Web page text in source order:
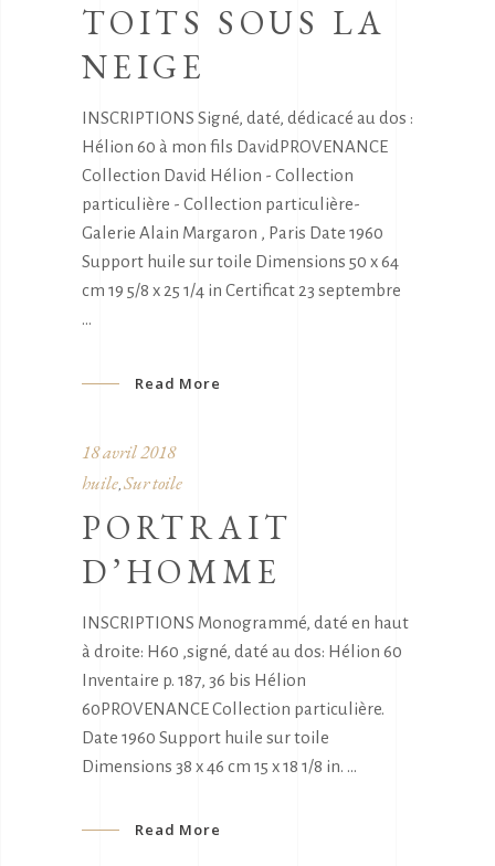
TOITS SOUS LA
NEIGE
INSCRIPTIONS Signé, daté, dédicacé au dos :
Hélion 60 à mon fils DavidPROVENANCE
Collection David Hélion - Collection
particulière - Collection particulière-
Galerie Alain Margaron , Paris Date 1960
Support huile sur toile Dimensions 50 x 64
cm 19 5/8 x 25 1/4 in Certificat 23 septembre
Read More
18 avril 2018
huile, Sur toile
PORTRAIT
D’HOMME
INSCRIPTIONS Monogrammé, daté en haut
à droite: H60 ,signé, daté au dos: Hélion 60
Inventaire p. 187, 36 bis Hélion
60PROVENANCE Collection particulière.
Date 1960 Support huile sur toile
Dimensions 38 x 46 cm 15 x 18 1/8 in.
Read More